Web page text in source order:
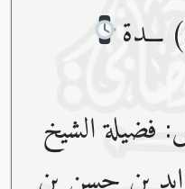
الشيخ